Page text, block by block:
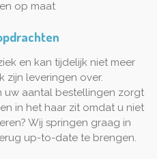
op maat
en kan tijdelijk niet meer
zijn leveringen over.
uw aantal bestellingen zorgt
in het haar zit omdat u niet
Wij springen graag in
up-to-date te brengen.